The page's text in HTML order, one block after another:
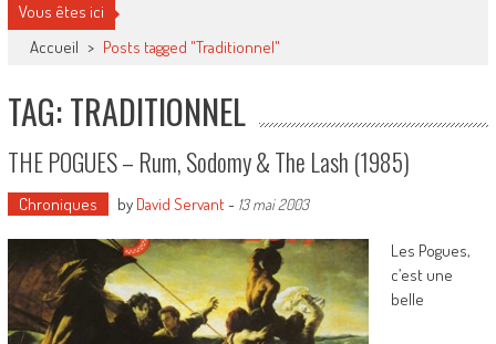
Vous êtes ici
Accueil > Posts tagged "Traditionnel"
TAG: TRADITIONNEL
THE POGUES – Rum, Sodomy & The Lash (1985)
Chroniques by David Servant- 13 mai 2003
Les Pogues,
c’est une
belle